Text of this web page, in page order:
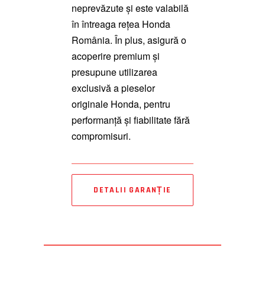
neprevăzute și este valabilă
în întreaga rețea Honda
România. În plus, asigură o
acoperire premium și
presupune utilizarea
exclusivă a pieselor
originale Honda, pentru
performanță și fiabilitate fără
compromisuri.
DETALII GARANȚIE